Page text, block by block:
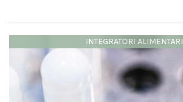
INTEGRATORI ALIMENTARI